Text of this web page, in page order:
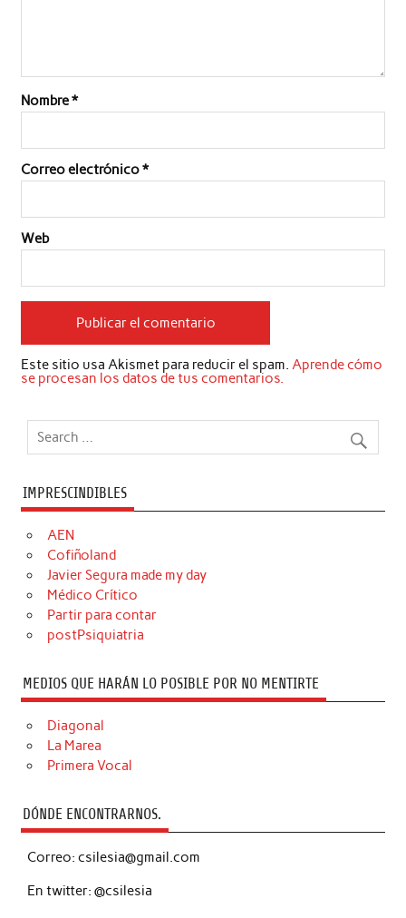
Nombre*
Correo electrónico*
Web
Este sitio usa Akismet para reducir el spam. Aprende cómo
se procesan los datos de tus comentarios.
IMPRESCINDIBLES
AEN
Cofiñoland
Javier Segura made my day
Médico Crítico
Partir para contar
postPsiquiatria
MEDIOS QUE HARÁN LO POSIBLE POR NO MENTIRTE
Diagonal
La Marea
Primera Vocal
DÓNDE ENCONTRARNOS.
Correo: csilesia@gmail.com
En twitter: @csilesia